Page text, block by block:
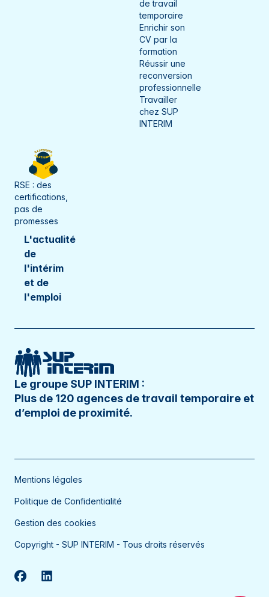
Territoire de Belfort
Val-d'Oise
Vaucluse
Vosges
Yonne
Hénin-Beaumont
Héricourt
Ifs
L'Isle-sur-le-Doubs
La Bassée
Langres
Le Creusot
Le Havre
Le Petit-Quevilly
Lille
Longvic
Lons-le-Saunier
Louhans
Lunéville
Le groupe SUP INTERIM :
Plus de 120 agences de travail temporaire et
d’emploi de proximité.
de travail
temporaire
Enrichir son
CV par la
formation
Réussir une
reconversion
professionnelle
Travailler
chez SUP
INTERIM
RSE : des
certifications,
pas de
promesses
L'actualité
de
l'intérim
et de
l'emploi
Mentions légales
Politique de Confidentialité
Gestion des cookies
Copyright - SUP INTERIM - Tous droits réservés